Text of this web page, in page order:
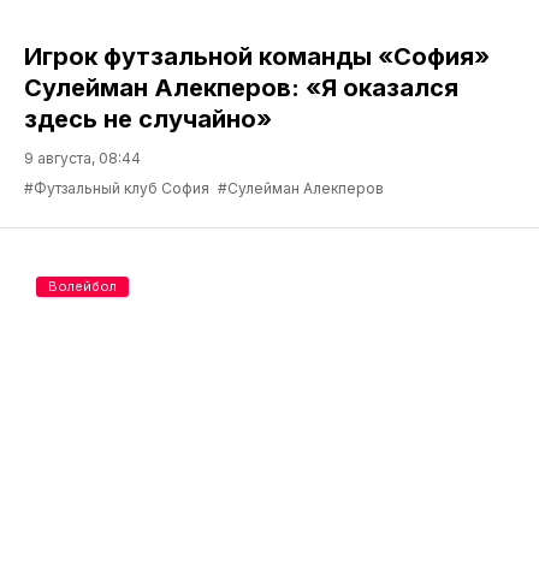
Игрок футзальной команды «София»
Сулейман Алекперов: «Я оказался
здесь не случайно»
9 августа, 08:44
#Футзальный клуб София #Сулейман Алекперов
Волейбол